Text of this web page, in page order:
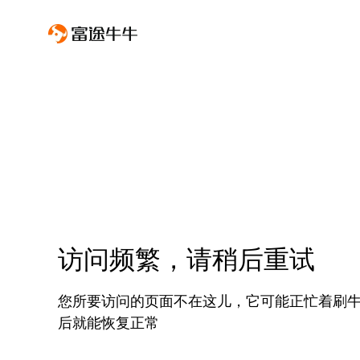
访问频繁，请稍后重试
您所要访问的页面不在这儿，它可能正忙着刷
后就能恢复正常